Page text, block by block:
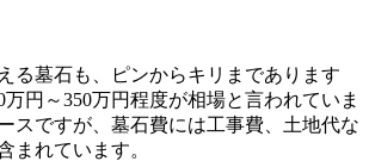
る墓石も、ピンからキリまであります
円～350万円程度が相場と言われていま
スですが、墓石費には工事費、土地代な
まれています。